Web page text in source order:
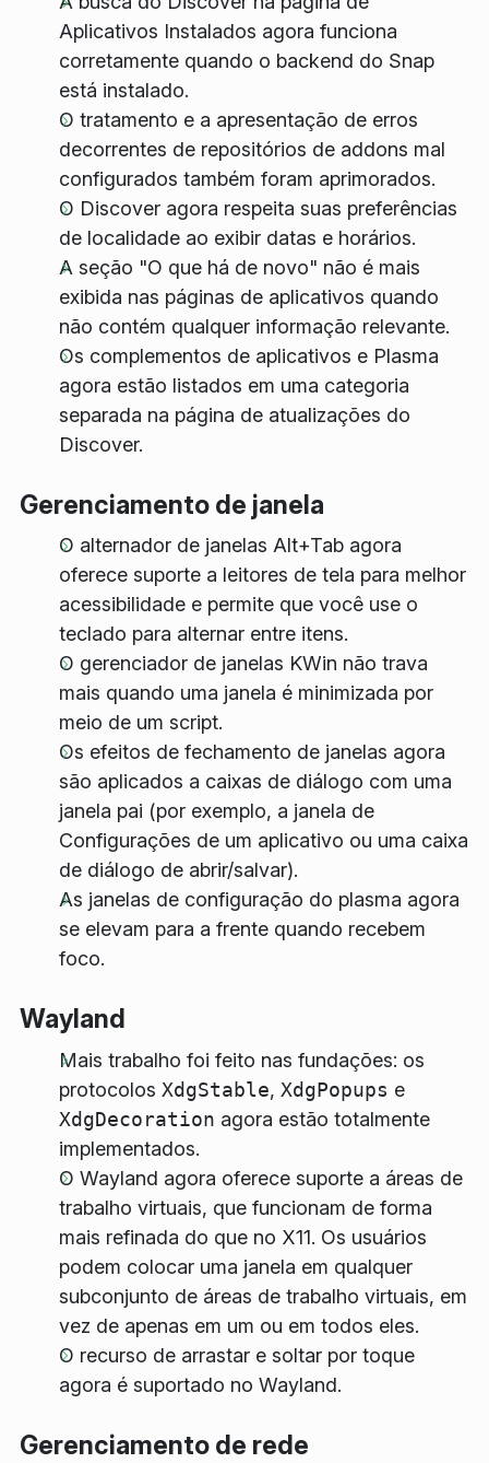
Aplicativos Instalados agora funciona
corretamente quando o backend do Snap
está instalado.
O tratamento e a apresentação de erros
decorrentes de repositórios de addons mal
configurados também foram aprimorados.
O Discover agora respeita suas preferências
de localidade ao exibir datas e horários.
A seção "O que há de novo" não é mais
exibida nas páginas de aplicativos quando
não contém qualquer informação relevante.
Os complementos de aplicativos e Plasma
agora estão listados em uma categoria
separada na página de atualizações do
Discover.
Gerenciamento de janela
O alternador de janelas Alt+Tab agora
oferece suporte a leitores de tela para melhor
acessibilidade e permite que você use o
teclado para alternar entre itens.
O gerenciador de janelas KWin não trava
mais quando uma janela é minimizada por
meio de um script.
Os efeitos de fechamento de janelas agora
são aplicados a caixas de diálogo com uma
janela pai (por exemplo, a janela de
Configurações de um aplicativo ou uma caixa
de diálogo de abrir/salvar).
As janelas de configuração do plasma agora
se elevam para a frente quando recebem
foco.
Wayland
Mais trabalho foi feito nas fundações: os
protocolos XdgStable, XdgPopups e
XdgDecoration agora estão totalmente
implementados.
O Wayland agora oferece suporte a áreas de
trabalho virtuais, que funcionam de forma
mais refinada do que no X11. Os usuários
podem colocar uma janela em qualquer
subconjunto de áreas de trabalho virtuais, em
vez de apenas em um ou em todos eles.
O recurso de arrastar e soltar por toque
agora é suportado no Wayland.
Gerenciamento de rede